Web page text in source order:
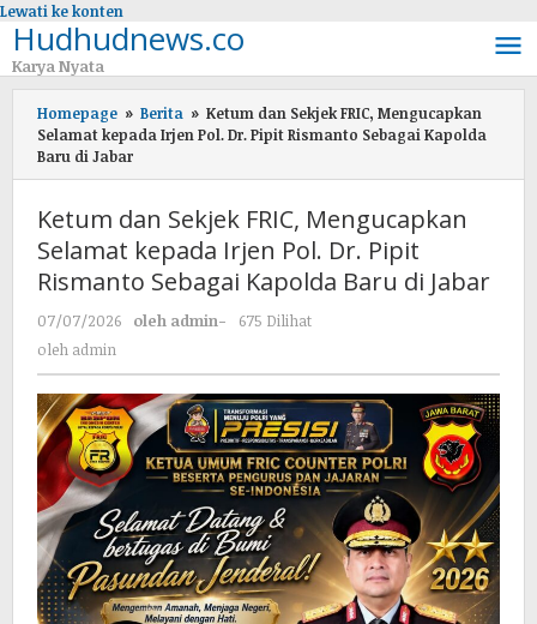
Lewati ke konten
Hudhudnews.co
Karya Nyata
Homepage » Berita » Ketum dan Sekjek FRIC, Mengucapkan
Selamat kepada Irjen Pol. Dr. Pipit Rismanto Sebagai Kapolda
Baru di Jabar
Ketum dan Sekjek FRIC, Mengucapkan
Selamat kepada Irjen Pol. Dr. Pipit
Rismanto Sebagai Kapolda Baru di Jabar
07/07/2026 oleh admin-
675 Dilihat
oleh admin